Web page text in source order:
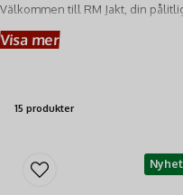
Välkommen till RM Jakt, din
professionella fiskare. Vårt
Visa mer
15 produkter
Nyhet